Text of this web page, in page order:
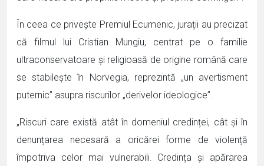
În ceea ce privește Premiul Ecumenic, jurații au precizat
că filmul lui Cristian Mungiu, centrat pe o familie
ultraconservatoare și religioasă de origine română care
se stabilește în Norvegia, reprezintă „un avertisment
puternic” asupra riscurilor „derivelor ideologice”.
„Riscuri care există atât în domeniul credinței, cât și în
denunțarea necesară a oricărei forme de violență
împotriva celor mai vulnerabili. Credința și apărarea